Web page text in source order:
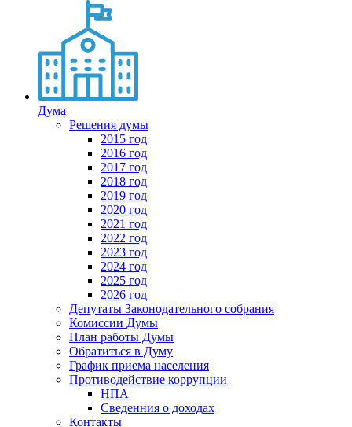
Дума
Решения думы
2015 год
2016 год
2017 год
2018 год
2019 год
2020 год
2021 год
2022 год
2023 год
2024 год
2025 год
2026 год
Депутаты Законодательного собрания
Комиссии Думы
План работы Думы
Обратиться в Думу
График приема населения
Противодействие коррупции
НПА
Сведенния о доходах
Контакты